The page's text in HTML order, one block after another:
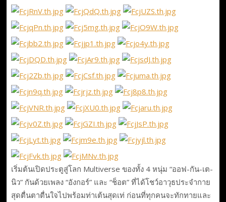
เริ่มต้นเปิดประตูสู่โลก Multiverse ของทั้ง 4 หนุ่ม “ออฟ-กัน-เต-
นิว” กันด้วยเพลง “อังกอร์” และ “ช็อต” ที่ได้โชว์อาวุธประจำกาย
สุดตื่นตาตื่นใจไปพร้อมท่าเต้นสุดเท่ ก่อนที่ทุกคนจะทักทายและ